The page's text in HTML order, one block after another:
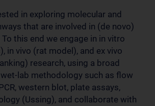
in exploring molecular and
that are involved in (de novo)
To this end we engage in in vitro
in vivo (rat model), and ex vivo
research, using a broad
lab methodology such as flow
western blot, plate assays,
(Ussing), and collaborate with